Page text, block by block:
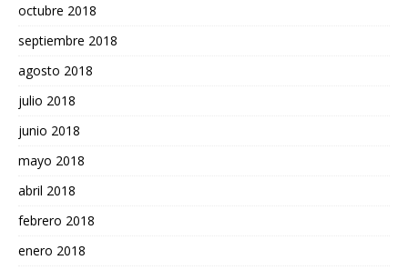
octubre 2018
septiembre 2018
agosto 2018
julio 2018
junio 2018
mayo 2018
abril 2018
febrero 2018
enero 2018